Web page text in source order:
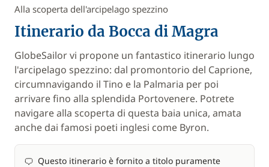
Alla scoperta dell'arcipelago spezzino
Itinerario da Bocca di Magra
GlobeSailor vi propone un fantastico itinerario lungo
l'arcipelago spezzino: dal promontorio del Caprione,
circumnavigando il Tino e la Palmaria per poi
arrivare fino alla splendida Portovenere. Potrete
navigare alla scoperta di questa baia unica, amata
anche dai famosi poeti inglesi come Byron.
Questo itinerario è fornito a titolo puramente